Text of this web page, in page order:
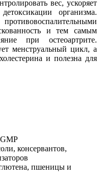
вес, ускоряет
организма.
и тем самым
при остеоартрите.
менструальный цикл, а
и полезна для
консервантов,
пшеницы и